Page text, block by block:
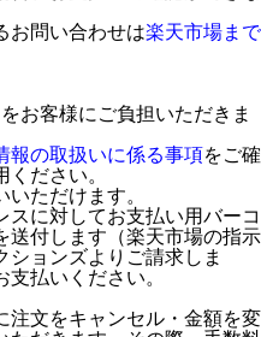
お問い合わせは楽天市場まで
お客様にご負担いただきま
報の取扱いに係る事項をご確
ださい。
ただけます。
に対してお支払い用バーコ
送付します（楽天市場の指示
ションズよりご請求しま
払いください。
注文をキャンセル・金額を変